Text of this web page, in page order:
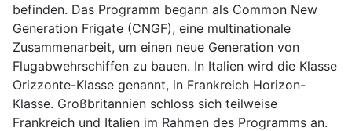
befinden. Das Programm begann als Common New
Generation Frigate (CNGF), eine multinationale
Zusammenarbeit, um einen neue Generation von
Flugabwehrschiffen zu bauen. In Italien wird die Klasse
Orizzonte-Klasse genannt, in Frankreich Horizon-
Klasse. Großbritannien schloss sich teilweise
Frankreich und Italien im Rahmen des Programms an.